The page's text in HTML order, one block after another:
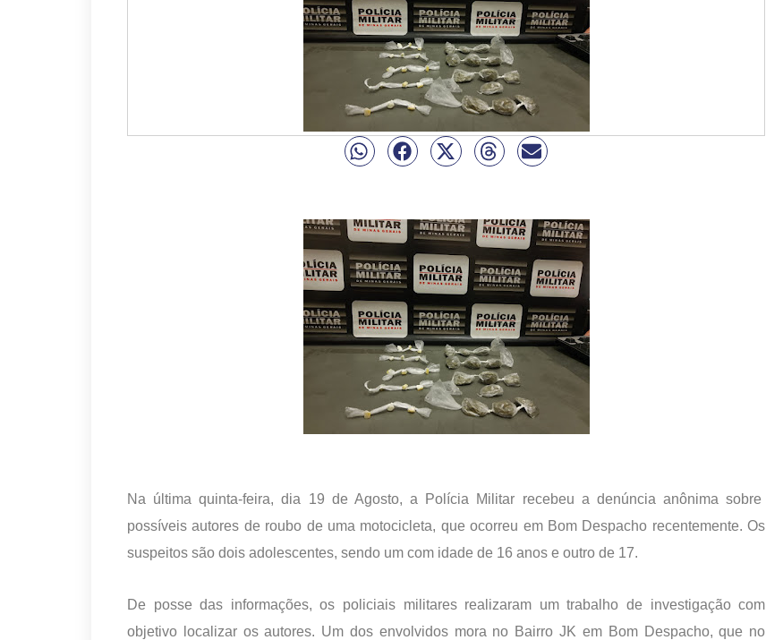
Na última quinta-feira, dia 19 de Agosto, a Polícia Militar recebeu a denúncia anônima sobre
possíveis autores de roubo de uma motocicleta, que ocorreu em Bom Despacho recentemente. Os
suspeitos são dois adolescentes, sendo um com idade de 16 anos e outro de 17.
De posse das informações, os policiais militares realizaram um trabalho de investigação com
objetivo localizar os autores. Um dos envolvidos mora no Bairro JK em Bom Despacho, que no